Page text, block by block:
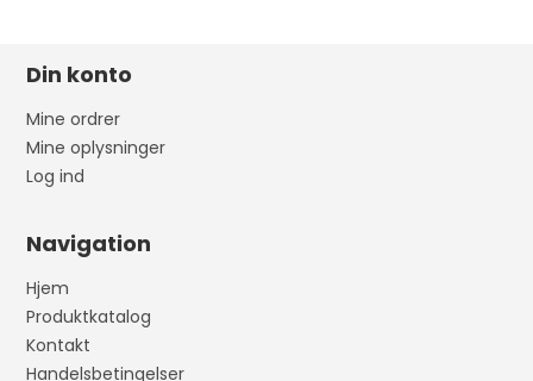
Din konto
Mine ordrer
Mine oplysninger
Log ind
Navigation
Hjem
Produktkatalog
Kontakt
Handelsbetingelser